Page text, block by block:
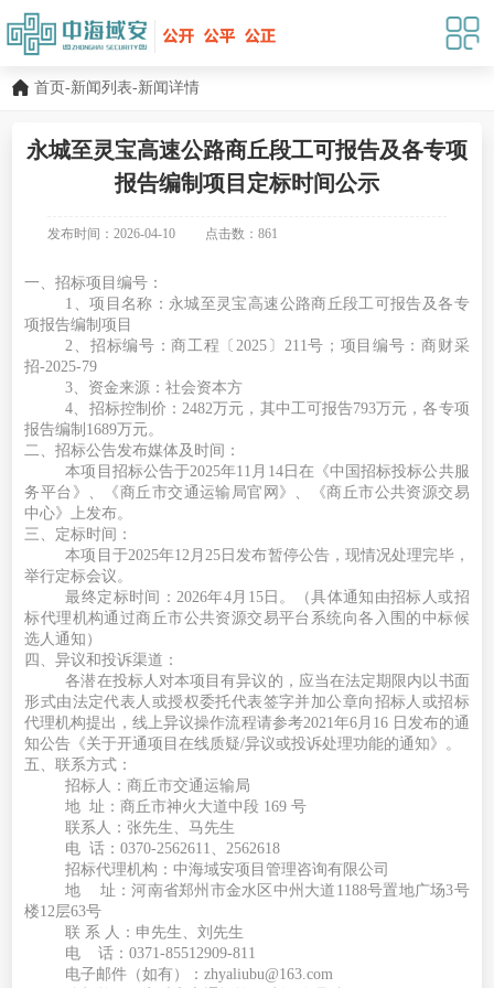
首页-新闻列表-新闻详情
永城至灵宝高速公路商丘段工可报告及各专项
报告编制项目定标时间公示
发布时间：2026-04-10 点击数： 861
一、招标项目编号 ：
1、项目名称：永城至灵宝高速公路商丘段工可报告及各专
项报告编制项目
2、招标编号：商工程〔2025〕211号；项目编号：商财采
招-2025-79
3、资金来源：社会资本方
4、招标控制价：2482万元，其中工可报告793万元，各专项
报告编制1689万元。
二、招标公告发布媒体及时间 ：
本项目招标公告于2025年11月14日在《中国招标投标公共服
务平台》、《商丘市交通运输局官网》、《商丘市公共资源交易
中心》上发布。
三、定标时间：
本项目于2025年12月25日发布暂停公告，现情况处理完毕，
举行定标会议。
最终定标时间：2026年4月 15日。 （具体通知由招标人或招
标代理机构通过商丘市公共资源交易平台系统向各入围的中标候
选人通知 ）
四、异议和投诉渠道 ：
各潜在投标人对本项目有异议的，应当在法定期限内以书面
形式由法定代表人或授权委托代表签字并加公章向招标人或招标
代理机构提出，线上异议操作流程请参考2021年6月16 日发布的通
知公告《关于开通项目在线质疑/异议或投诉处理功能的通知》。
五、联系方式 ：
招标人：商丘市交通运输局
地 址：商丘市神火大道中段 169 号
联系人：张先生、马先生
电 话：0370-2562611、2562618
招标代理机构：中海域安项目管理咨询有限公司
地
址：河南省郑州市金水区中州大道 1188号置地广场3号
楼12层63号
联 系 人： 申先生、刘先生
电
话：0371-85512909-811
电子邮件（如有）：zhyaliubu@163.com